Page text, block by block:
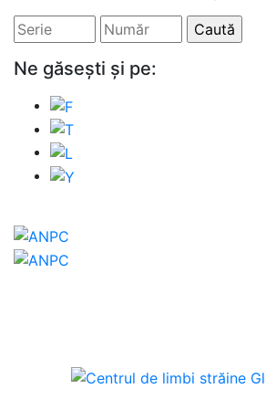
Ne găsești și pe: